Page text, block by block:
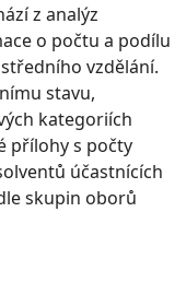
z analýz
o počtu a podílu
vzdělání.
stavu,
kategoriích
přílohy s počty
účastnících
skupin oborů